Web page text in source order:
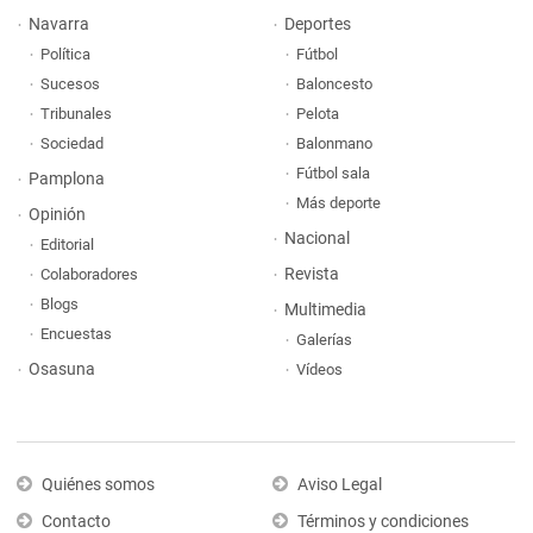
Navarra
Política
Sucesos
Tribunales
Sociedad
Pamplona
Opinión
Editorial
Colaboradores
Blogs
Encuestas
Osasuna
Deportes
Fútbol
Baloncesto
Pelota
Balonmano
Fútbol sala
Más deporte
Nacional
Revista
Multimedia
Galerías
Vídeos
Quiénes somos
Contacto
Aviso Legal
Términos y condiciones